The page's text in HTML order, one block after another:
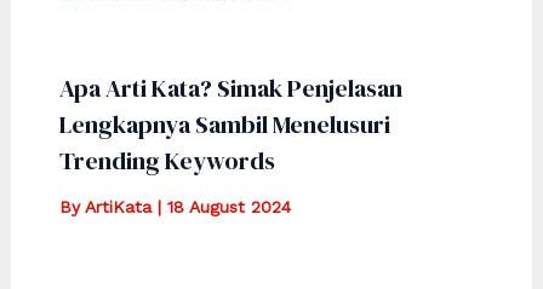
Apa Arti Kata? Simak Penjelasan
Lengkapnya Sambil Menelusuri
Trending Keywords
ByArtiKata | 18 August 2024